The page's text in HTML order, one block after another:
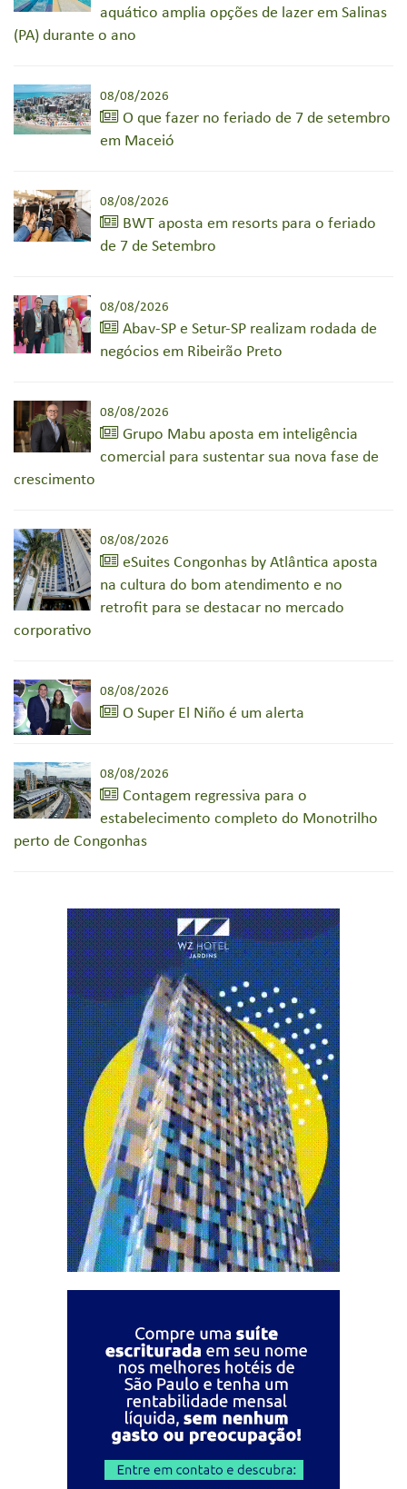
aquático amplia opções de lazer em Salinas
(PA) durante o ano
08/08/2026
O que fazer no feriado de 7 de setembro
em Maceió
08/08/2026
BWT aposta em resorts para o feriado
de 7 de Setembro
08/08/2026
Abav-SP e Setur-SP realizam rodada de
negócios em Ribeirão Preto
08/08/2026
Grupo Mabu aposta em inteligência
comercial para sustentar sua nova fase de
crescimento
08/08/2026
eSuites Congonhas by Atlântica aposta
na cultura do bom atendimento e no
retrofit para se destacar no mercado
corporativo
08/08/2026
O Super El Niño é um alerta
08/08/2026
Contagem regressiva para o
estabelecimento completo do Monotrilho
perto de Congonhas